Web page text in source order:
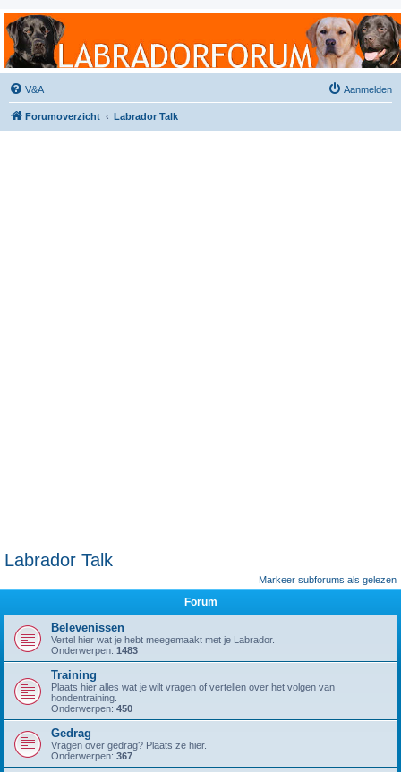
Labradorforum
Het gezelligste Labradorforum van Nederland en België!
V&A Aanmelden
Forumoverzicht Labrador Talk
Labrador Talk
Markeer subforums als gelezen
Forum
Belevenissen
Vertel hier wat je hebt meegemaakt met je Labrador.
Onderwerpen: 1483
Training
Plaats hier alles wat je wilt vragen of vertellen over het volgen van
hondentraining.
Onderwerpen: 450
Gedrag
Vragen over gedrag? Plaats ze hier.
Onderwerpen: 367